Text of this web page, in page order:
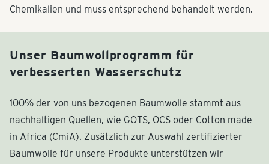
Chemikalien und muss entsprechend behandelt werden.
Unser Baumwollprogramm für
verbesserten Wasserschutz
100% der von uns bezogenen Baumwolle stammt aus
nachhaltigen Quellen, wie GOTS, OCS oder Cotton made
in Africa (CmiA). Zusätzlich zur Auswahl zertifizierter
Baumwolle für unsere Produkte unterstützen wir